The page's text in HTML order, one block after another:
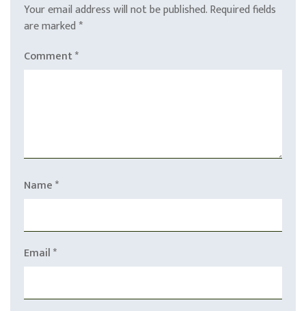
Your email address will not be published.Required fields
are marked *
Comment*
Name*
Email*